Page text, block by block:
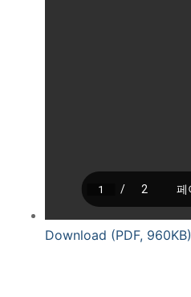
Download (PDF, 960KB)